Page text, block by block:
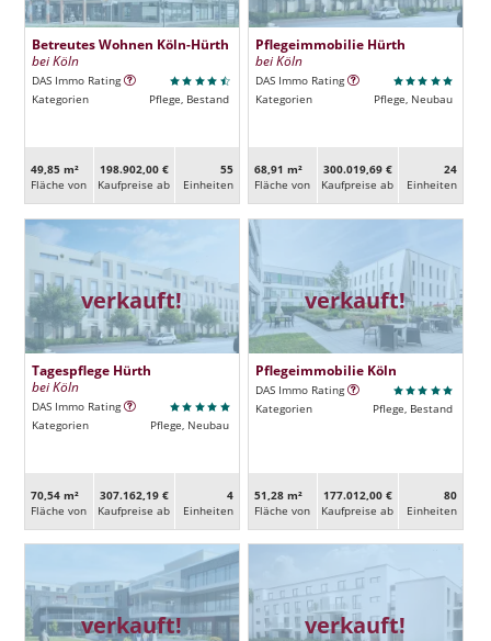
Betreutes Wohnen Köln-Hürth
bei Köln
DAS Immo Rating
Kategorien
Pflege, Bestand
49,85 m²
Fläche von
198.902,00 €
Kaufpreise ab
55
Ein­heiten
Pflegeimmobilie Hürth
bei Köln
DAS Immo Rating
Kategorien
Pflege, Neubau
68,91 m²
Fläche von
300.019,69 €
Kaufpreise ab
24
Ein­heiten
verkauft!
Tagespflege Hürth
bei Köln
DAS Immo Rating
Kategorien
Pflege, Neubau
70,54 m²
Fläche von
307.162,19 €
Kaufpreise ab
4
Ein­heiten
verkauft!
Pflegeimmobilie Köln
DAS Immo Rating
Kategorien
Pflege, Bestand
51,28 m²
Fläche von
177.012,00 €
Kaufpreise ab
80
Ein­heiten
verkauft! verkauft!